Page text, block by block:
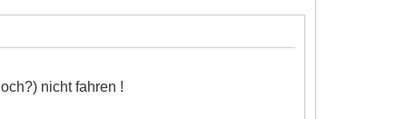
nicht fahren !